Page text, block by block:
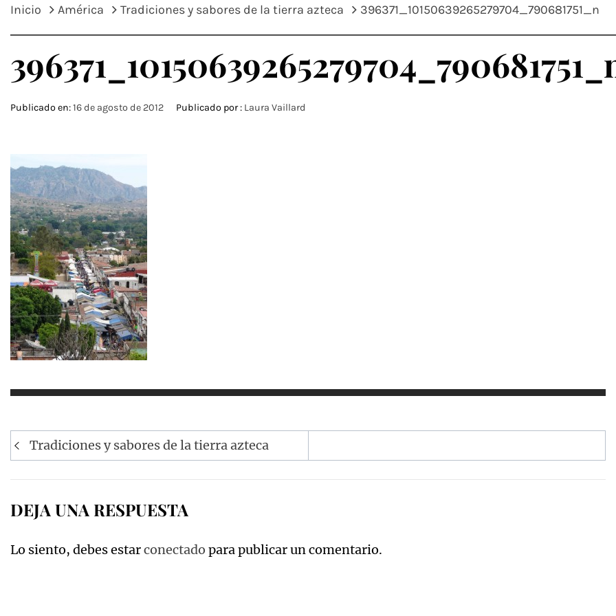
Inicio América Tradiciones y sabores de la tierra azteca 396371_10150639265279704_790681751_n
Publicado en:16 de agosto de 2012 Publicado por : Laura Vaillard
Navegación
de
Tradiciones y sabores de la tierra azteca
DEJA UNA RESPUESTA
Lo siento, debes estarconectado para publicar un comentario.